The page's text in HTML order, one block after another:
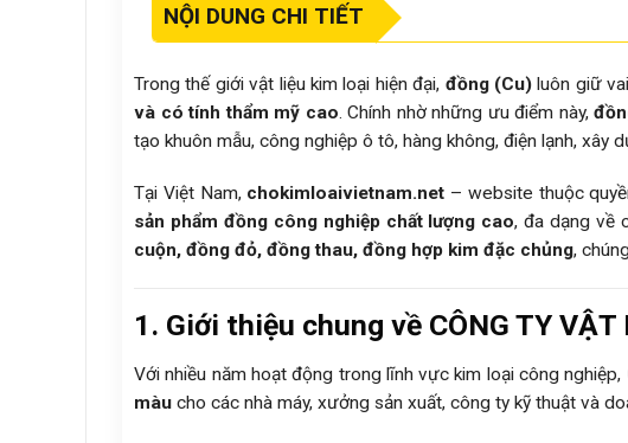
NỘI DUNG CHI TIẾT
Trong thế giới vật liệu kim loại hiện đại, đồng (Cu)luôn giữ
và có tính thẩm mỹ cao. Chính nhờ những ưu điểm này,
tạo khuôn mẫu, công nghiệp ô tô, hàng không, điện lạnh, xây
Tại Việt Nam, chokimloaivietnam.net – website thuộc
sản phẩm đồng công nghiệp chất lượng cao, đa dạng về
cuộn, đồng đỏ, đồng thau, đồng hợp kim đặc chủng,
1. Giới thiệu chung về CÔNG TY VẬT
Với nhiều năm hoạt động trong lĩnh vực kim loại công nghiệp,
màu cho các nhà máy, xưởng sản xuất, công ty kỹ thuật và